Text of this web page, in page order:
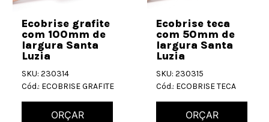
Ecobrise grafite
com 100mm de
largura Santa
Luzia
SKU: 230314
Cód.: ECOBRISE GRAFITE
ORÇAR
Ecobrise teca
com 50mm de
largura Santa
Luzia
SKU: 230315
Cód.: ECOBRISE TECA
ORÇAR